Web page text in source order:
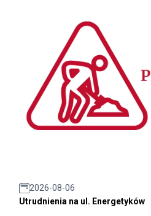
2026-08-06
Utrudnienia na ul. Energetyków